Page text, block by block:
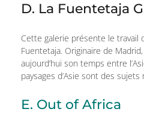
D. La Fuentetaja
Cette galerie présente le travail
Fuentetaja. Originaire de
aujourd’hui son temps entre
paysages d’Asie sont des
E. Out of Africa